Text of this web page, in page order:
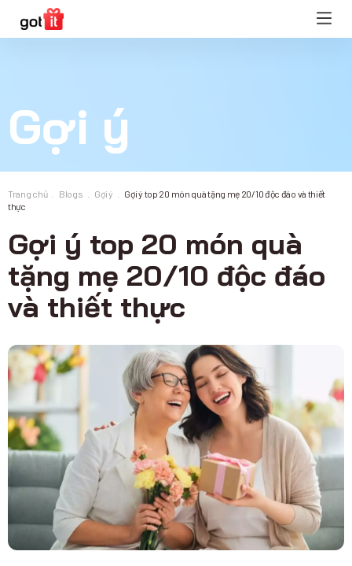
Gợi ý
Trang chủ Blogs Gợi ý
Gợi ý top 20 món quà tặng mẹ 20/10 độc đáo và thiết
thực
Gợi ý top 20 món quà
tặng mẹ 20/10 độc đáo
và thiết thực